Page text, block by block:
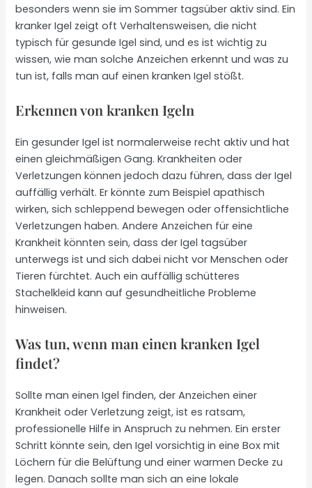
besonders wenn sie im Sommer tagsüber aktiv sind. Ein
kranker Igel zeigt oft Verhaltensweisen, die nicht
typisch für gesunde Igel sind, und es ist wichtig zu
wissen, wie man solche Anzeichen erkennt und was zu
tun ist, falls man auf einen kranken Igel stößt.
Erkennen von kranken Igeln
Ein gesunder Igel ist normalerweise recht aktiv und hat
einen gleichmäßigen Gang. Krankheiten oder
Verletzungen können jedoch dazu führen, dass der Igel
auffällig verhält. Er könnte zum Beispiel apathisch
wirken, sich schleppend bewegen oder offensichtliche
Verletzungen haben. Andere Anzeichen für eine
Krankheit könnten sein, dass der Igel tagsüber
unterwegs ist und sich dabei nicht vor Menschen oder
Tieren fürchtet. Auch ein auffällig schütteres
Stachelkleid kann auf gesundheitliche Probleme
hinweisen.
Was tun, wenn man einen kranken Igel
findet?
Sollte man einen Igel finden, der Anzeichen einer
Krankheit oder Verletzung zeigt, ist es ratsam,
professionelle Hilfe in Anspruch zu nehmen. Ein erster
Schritt könnte sein, den Igel vorsichtig in eine Box mit
Löchern für die Belüftung und einer warmen Decke zu
legen. Danach sollte man sich an eine lokale